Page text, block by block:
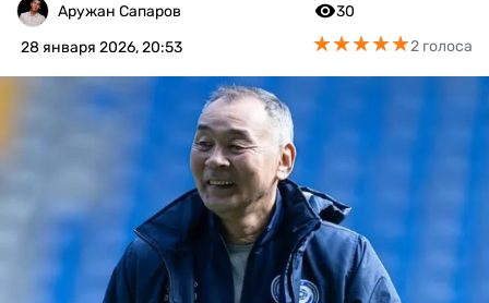
ХОККЕЙ
ФУТЗАЛ
ВЕЛОСПОРТ
ЧМ-2026
ДРУГИЕ
Аружан Сапаров
28 января 2026, 20:53
30
★★★★★
★★★★★2 голоса